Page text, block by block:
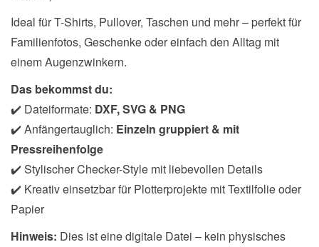
Ideal für T-Shirts, Pullover, Taschen und mehr – perfekt für
Familienfotos, Geschenke oder einfach den Alltag mit
einem Augenzwinkern.
Das bekommst du:
✔️ Dateiformate: DXF, SVG & PNG
✔️ Anfängertauglich: Einzeln gruppiert & mit
Pressreihenfolge
✔️ Stylischer Checker-Style mit liebevollen Details
✔️ Kreativ einsetzbar für Plotterprojekte mit Textilfolie oder
Papier
Hinweis: Dies ist eine digitale Datei – kein physisches